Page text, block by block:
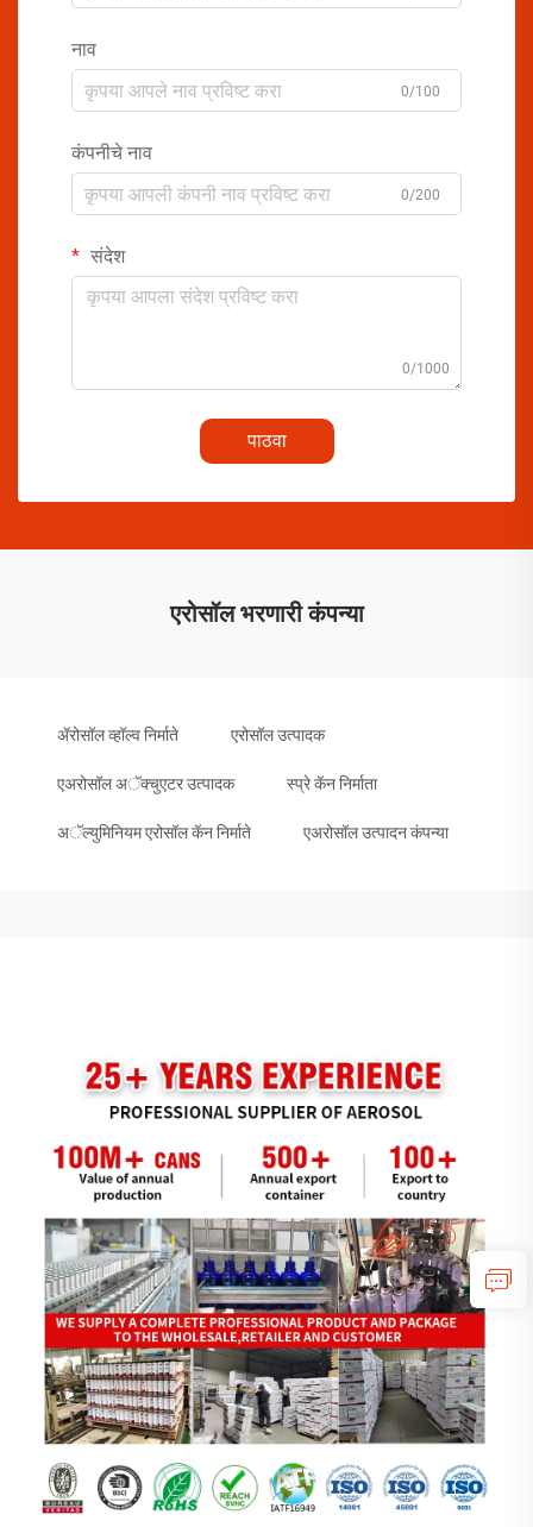
नाव
0/100
कंपनीचे नाव
0/200
संदेश
0/1000
पाठवा
एरोसॉल भरणारी कंपन्या
ॲरोसॉल व्हॉल्व निर्माते एरोसॉल उत्पादक
एअरोसॉल अॅक्चुएटर उत्पादक स्प्रे कॅन निर्माता
अॅल्युमिनियम एरोसॉल कॅन निर्माते एअरोसॉल उत्पादन कंपन्या